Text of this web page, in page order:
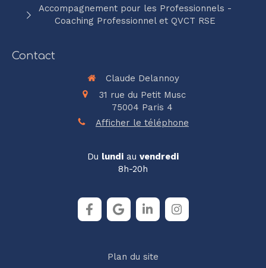
Accompagnement pour les Professionnels -
Coaching Professionnel et QVCT RSE
Contact
Claude Delannoy
31 rue du Petit Musc
75004 Paris 4
Afficher le téléphone
Du lundi au vendredi
8h-20h
Plan du site